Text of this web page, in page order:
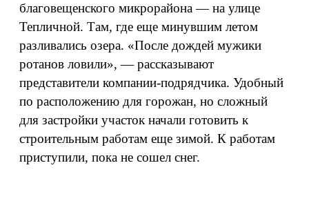
благовещенского микрорайона — на улице
Тепличной. Там, где еще минувшим летом
разливались озера. «После дождей мужики
ротанов ловили», — рассказывают
представители компании-подрядчика. Удобный
по расположению для горожан, но сложный
для застройки участок начали готовить к
строительным работам еще зимой. К работам
приступили, пока не сошел снег.